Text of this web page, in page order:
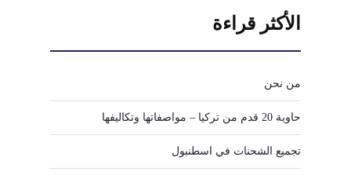
الأكثر قراءة
من نحن
حاوية 20 قدم من تركيا – مواصفاتها وتكاليفها
تجميع الشحنات في اسطنبول